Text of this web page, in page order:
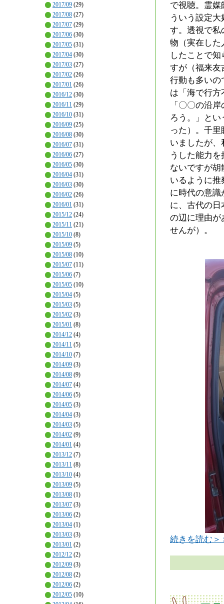
2017/09 (29)
2017/08 (27)
2017/07 (29)
2017/06 (30)
2017/05 (31)
2017/04 (30)
2017/03 (27)
2017/02 (26)
2017/01 (26)
2016/12 (30)
2016/11 (29)
2016/10 (31)
2016/09 (25)
2016/08 (30)
2016/07 (31)
2016/06 (27)
2016/05 (30)
2016/04 (31)
2016/03 (30)
2016/02 (26)
2016/01 (31)
2015/12 (24)
2015/11 (21)
2015/10 (8)
2015/09 (5)
2015/08 (10)
2015/07 (11)
2015/06 (7)
2015/05 (10)
2015/04 (5)
2015/03 (5)
2015/02 (3)
2015/01 (8)
2014/12 (4)
2014/11 (5)
2014/10 (7)
2014/09 (3)
2014/08 (9)
2014/07 (4)
2014/06 (5)
2014/05 (3)
2014/04 (3)
2014/03 (5)
2014/02 (9)
2014/01 (4)
2013/12 (7)
2013/11 (8)
2013/10 (4)
2013/09 (5)
2013/08 (1)
2013/07 (3)
2013/06 (2)
2013/04 (1)
2013/03 (3)
2013/01 (2)
2012/12 (2)
2012/09 (3)
2012/08 (2)
2012/06 (2)
2012/05 (10)
で視聴。霊
ういう設定
す。透視で私
物（実在した
したことで
すが（福来友
行動も多いの
は「海で行
「〇〇の沿
ろう。」と
った）。千
いましたが
うした能力
ないですが
いるように
に時代の意
に、古代の
の辺に理由が
せんが）。
続きを読む＞